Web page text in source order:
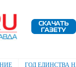
ГОД ЕДИНСТВА